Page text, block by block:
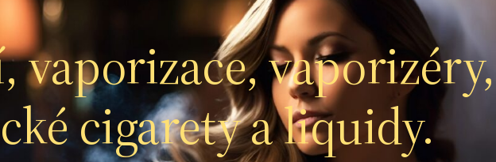
vaporizace, vaporizéry,
cigarety a liquidy.